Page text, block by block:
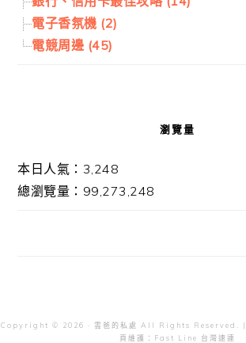
電子香氛機 (2)
電競周邊 (45)
瀏覽量
本日人氣：3,248
總瀏覽量：99,273,248
Copyright © 2026 · 雲爸的私處 All Rights Reserved. |
頁維護：
Fast Line 台灣速連